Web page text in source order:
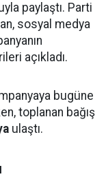
paylaştı. Parti
sosyal medya
açıkladı.
bugüne
toplanan bağış
ulaştı.